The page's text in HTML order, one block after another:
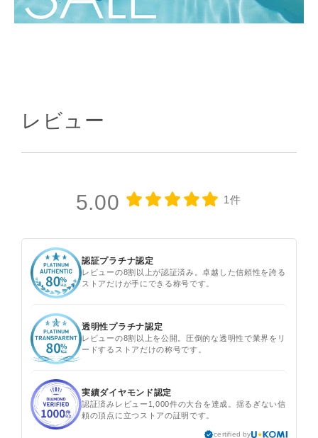
レビュー
5.00 1件
認証プラチナ認定
レビューの8割以上が認証済み。卓越した信頼性を誇る
ストアだけが手にできる称号です。
透明性プラチナ認定
レビューの8割以上を公開。圧倒的な透明性で業界をリ
ードするストアだけの称号です。
実績ダイヤモンド認定
認証済みレビュー1,000件の大台を達成。揺るぎない信
頼の頂点に立つストアの証明です。
certified by